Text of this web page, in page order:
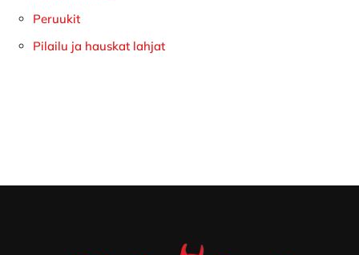
Peruukit
Pilailu ja hauskat lahjat